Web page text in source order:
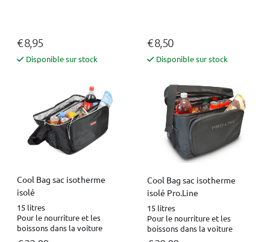
€ 8,95
Disponible sur stock
€ 8,50
Disponible sur stock
Cool Bag sac isotherme
isolé
15 litres
Pour le nourriture et les
boissons dans la voiture
Cool Bag sac isotherme
isolé Pro.Line
15 litres
Pour le nourriture et les
boissons dans la voiture